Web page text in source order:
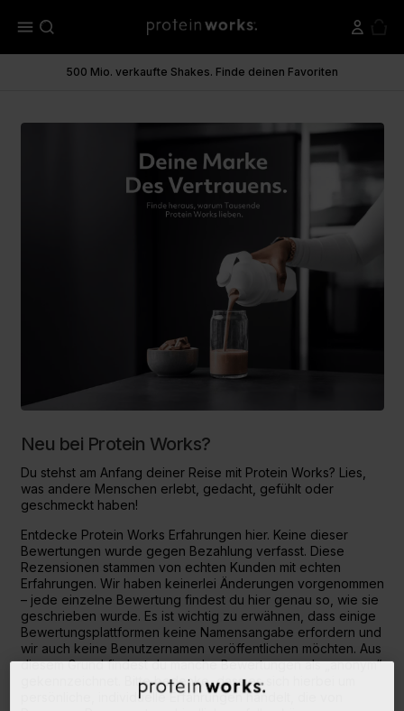
menu
500 Mio. verkaufte Shakes. Finde deinen Favoriten
Neu bei Protein Works?
Du stehst am Anfang deiner Reise mit Protein Works? Lies,
was andere Menschen erlebt, gedacht, gefühlt oder
geschmeckt haben!
Entdecke Protein Works Erfahrungen hier. Keine dieser
Bewertungen wurde gegen Bezahlung verfasst. Diese
Rezensionen stammen von echten Kunden mit echten
Erfahrungen. Wir haben keinerlei Änderungen vorgenommen
– jede einzelne Bewertung findest du hier genau so, wie sie
geschrieben wurde. Es ist wichtig zu erwähnen, dass einige
Bewertungsplattformen keine Namensangabe erfordern und
wir auch keine Benutzernamen veröffentlichen möchten. Aus
diesem Grund findest du manche Bewertungen als „anonym“
gekennzeichnet. Bitte bedenke, dass es sich hierbei um
persönliche, individuelle Erfahrungen handelt, die von